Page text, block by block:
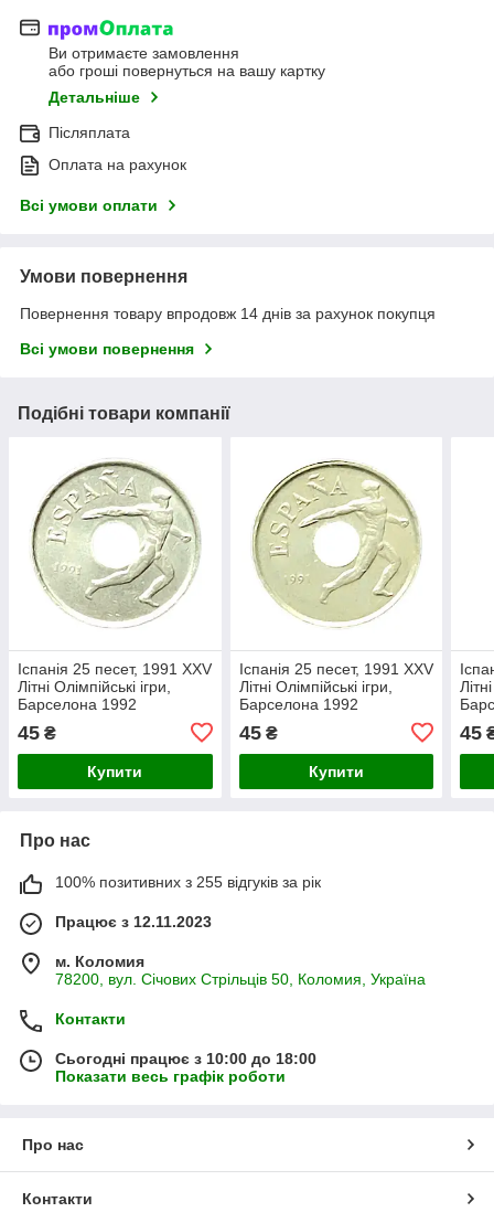
Ви отримаєте замовлення
або гроші повернуться на вашу картку
Детальніше
Післяплата
Оплата на рахунок
Всі умови оплати
Умови повернення
Повернення товару впродовж 14 днів за рахунок покупця
Всі умови повернення
Подібні товари компанії
Іспанія 25 песет, 1991 XXV
Літні Олімпійські ігри,
Барселона 1992
45 ₴
Купити
Іспанія 25 песет, 1991 XXV
Літні Олімпійські ігри,
Барселона 1992
45₴
Купити
45
Про нас
100% позитивних з 255 відгуків за рік
Працює з 12.11.2023
м. Коломия
78200, вул. Січових Стрільців 50, Коломия, Україна
Контакти
Сьогодні працює з 10:00 до 18:00
Показати весь графік роботи
Про нас
Контакти